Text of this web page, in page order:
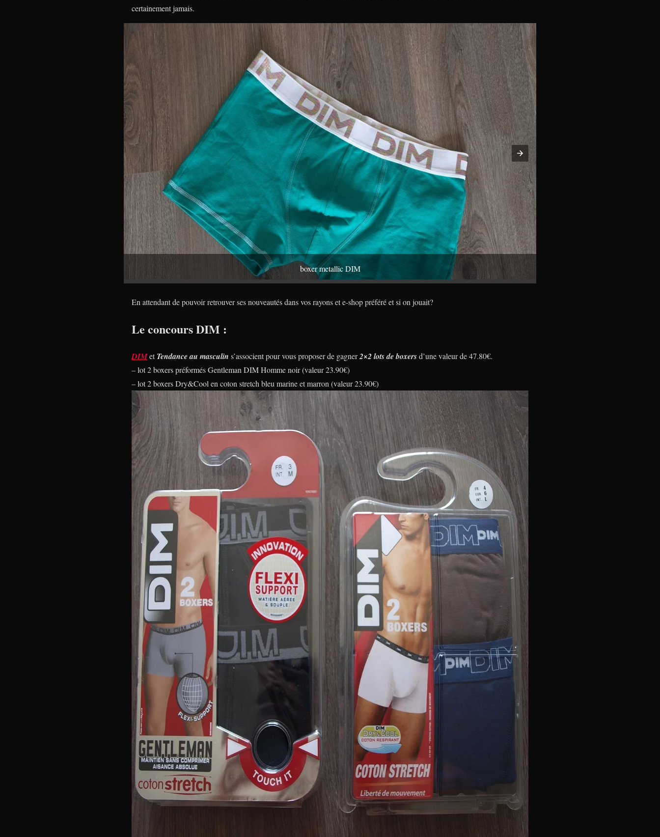
certainement jamais.
boxer metallic DIM
En attendant de pouvoir retrouver ses nouveautés dans vos rayons et e-shop préféré et si on jouait?
Le concours DIM :
DIMetTendance au masculin s’associent pour vous proposer de gagner2×2 lots de boxersd’une valeur de 47.80€.
– lot 2 boxers préformés Gentleman DIM Homme noir (valeur 23.90€)
– lot 2 boxers Dry&Cool en coton stretch bleu marine et marron (valeur 23.90€)